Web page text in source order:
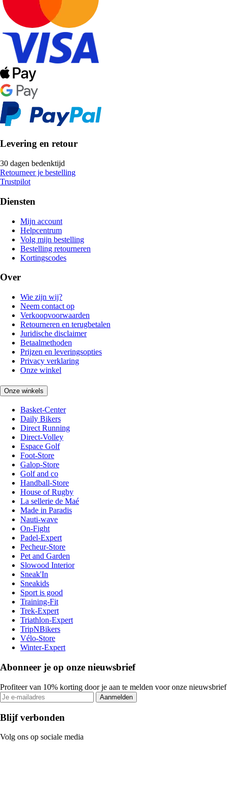
Levering en retour
30 dagen bedenktijd
Retourneer je bestelling
Trustpilot
Diensten
Mijn account
Helpcentrum
Volg mijn bestelling
Bestelling retourneren
Kortingscodes
Over
Wie zijn wij?
Neem contact op
Verkoopvoorwaarden
Retourneren en terugbetalen
Juridische disclaimer
Betaalmethoden
Prijzen en leveringsopties
Privacy verklaring
Onze winkel
Onze winkels
Basket-Center
Daily Bikers
Direct Running
Direct-Volley
Espace Golf
Foot-Store
Galop-Store
Golf and co
Handball-Store
House of Rugby
La sellerie de Maé
Made in Paradis
Nauti-wave
On-Fight
Padel-Expert
Pecheur-Store
Pet and Garden
Slowood Interior
Sneak'In
Sneakids
Sport is good
Training-Fit
Trek-Expert
Triathlon-Expert
TripNBikers
Vélo-Store
Winter-Expert
Abonneer je op onze nieuwsbrief
Profiteer van 10% korting door je aan te melden voor onze nieuwsbrief
Aanmelden
Blijf verbonden
Volg ons op sociale media